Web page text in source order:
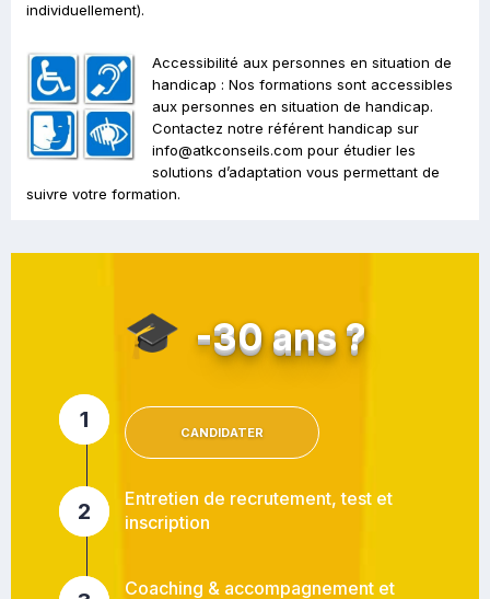
individuellement).
Accessibilité aux personnes en situation de
handicap : Nos formations sont accessibles
aux personnes en situation de handicap.
Contactez notre référent handicap sur
info@atkconseils.com pour étudier les
solutions d’adaptation vous permettant de
suivre votre formation.
🎓 -30 ans ?
1 CANDIDATER
2
Entretien de recrutement, test et
inscription
Coaching & accompagnement et